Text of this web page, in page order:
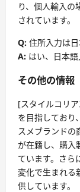
り、個人輸入
されています。
Q: 住所入力は
A: はい、日本語
その他の情報
[スタイルコリ
を目指しており
スメブランドの
が在籍し、購入
ています。さら
変化で生まれる
供しています。